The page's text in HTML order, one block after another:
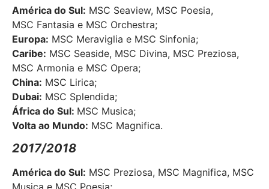
América do Sul: MSC Seaview, MSC Poesia,
MSC Fantasia e MSC Orchestra;
Europa: MSC Meraviglia e MSC Sinfonia;
Caribe: MSC Seaside, MSC Divina, MSC Preziosa,
MSC Armonia e MSC Opera;
China: MSC Lirica;
Dubai: MSC Splendida;
África do Sul: MSC Musica;
Volta ao Mundo: MSC Magnifica.
2017/2018
América do Sul: MSC Preziosa, MSC Magnifica, MSC